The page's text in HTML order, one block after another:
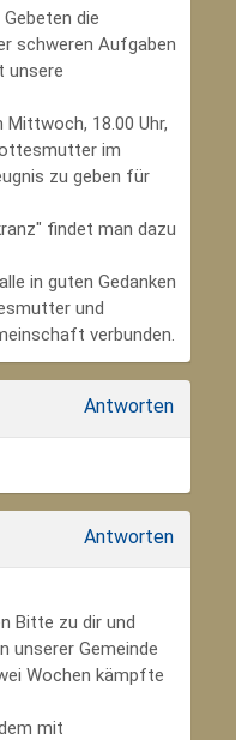
die
schweren Aufgaben
unsere
18.00 Uhr,
im
zu geben für
findet man dazu
in guten Gedanken
und
verbunden.
Antworten
Antworten
Bitte zu dir und
unserer Gemeinde
Wochen kämpfte
mit